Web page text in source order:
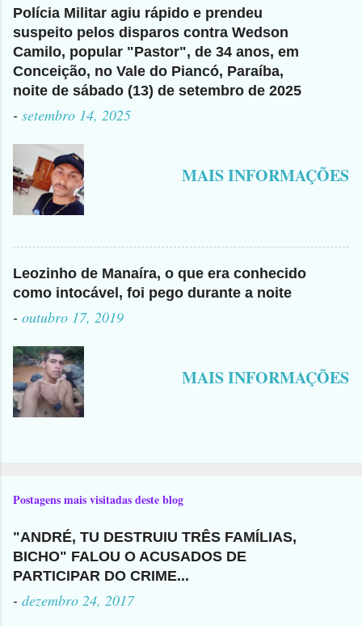
Polícia Militar agiu rápido e prendeu
suspeito pelos disparos contra Wedson
Camilo, popular "Pastor", de 34 anos, em
Conceição, no Vale do Piancó, Paraíba,
noite de sábado (13) de setembro de 2025
- setembro 14, 2025
MAIS INFORMAÇÕES
Leozinho de Manaíra, o que era conhecido
como intocável, foi pego durante a noite
- outubro 17, 2019
MAIS INFORMAÇÕES
Postagens mais visitadas deste blog
"ANDRÉ, TU DESTRUIU TRÊS FAMÍLIAS,
BICHO" FALOU O ACUSADOS DE
PARTICIPAR DO CRIME...
- dezembro 24, 2017